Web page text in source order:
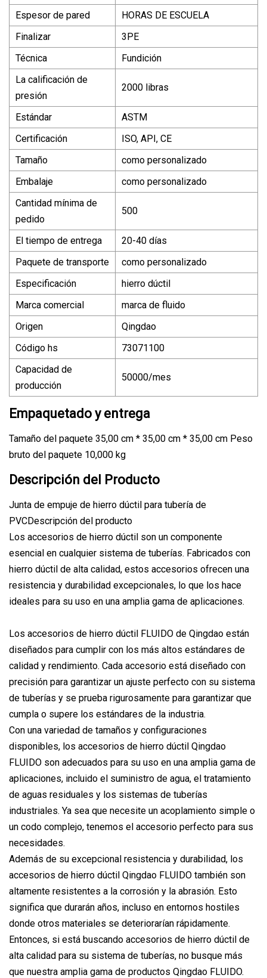
Espesor de pared
HORAS DE ESCUELA
Finalizar
3PE
Técnica
Fundición
La calificación de
presión
2000 libras
Estándar
ASTM
Certificación
ISO, API, CE
Tamaño
como personalizado
Embalaje
como personalizado
Cantidad mínima de
pedido
500
El tiempo de entrega
20-40 días
Paquete de transporte
como personalizado
Especificación
hierro dúctil
Marca comercial
marca de fluido
Origen
Qingdao
Código hs
73071100
Capacidad de
producción
50000/mes
Empaquetado y entrega
Tamaño del paquete 35,00 cm * 35,00 cm * 35,00 cm Peso
bruto del paquete 10,000 kg
Descripción del Producto
Junta de empuje de hierro dúctil para tubería de
PVCDescripción del producto
Los accesorios de hierro dúctil son un componente
esencial en cualquier sistema de tuberías. Fabricados con
hierro dúctil de alta calidad, estos accesorios ofrecen una
resistencia y durabilidad excepcionales, lo que los hace
ideales para su uso en una amplia gama de aplicaciones.
Los accesorios de hierro dúctil FLUIDO de Qingdao están
diseñados para cumplir con los más altos estándares de
calidad y rendimiento. Cada accesorio está diseñado con
precisión para garantizar un ajuste perfecto con su sistema
de tuberías y se prueba rigurosamente para garantizar que
cumpla o supere los estándares de la industria.
Con una variedad de tamaños y configuraciones
disponibles, los accesorios de hierro dúctil Qingdao
FLUIDO son adecuados para su uso en una amplia gama de
aplicaciones, incluido el suministro de agua, el tratamiento
de aguas residuales y los sistemas de tuberías
industriales. Ya sea que necesite un acoplamiento simple o
un codo complejo, tenemos el accesorio perfecto para sus
necesidades.
Además de su excepcional resistencia y durabilidad, los
accesorios de hierro dúctil Qingdao FLUIDO también son
altamente resistentes a la corrosión y la abrasión. Esto
significa que durarán años, incluso en entornos hostiles
donde otros materiales se deteriorarían rápidamente.
Entonces, si está buscando accesorios de hierro dúctil de
alta calidad para su sistema de tuberías, no busque más
que nuestra amplia gama de productos Qingdao FLUIDO.